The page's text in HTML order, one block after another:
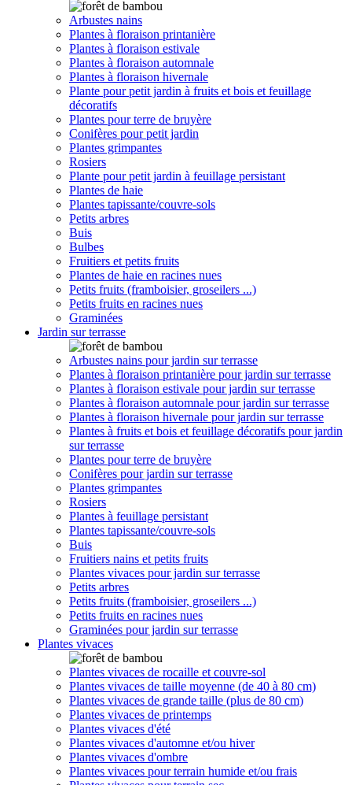
Arbustes nains
Plantes à floraison printanière
Plantes à floraison estivale
Plantes à floraison automnale
Plantes à floraison hivernale
Plante pour petit jardin à fruits et bois et feuillage
décoratifs
Plantes pour terre de bruyère
Conifères pour petit jardin
Plantes grimpantes
Rosiers
Plante pour petit jardin à feuillage persistant
Plantes de haie
Plantes tapissante/couvre-sols
Petits arbres
Buis
Bulbes
Fruitiers et petits fruits
Plantes de haie en racines nues
Petits fruits (framboisier, groseilers ...)
Petits fruits en racines nues
Graminées
Jardin sur terrasse
Arbustes nains pour jardin sur terrasse
Plantes à floraison printanière pour jardin sur terrasse
Plantes à floraison estivale pour jardin sur terrasse
Plantes à floraison automnale pour jardin sur terrasse
Plantes à floraison hivernale pour jardin sur terrasse
Plantes à fruits et bois et feuillage décoratifs pour jardin
sur terrasse
Plantes pour terre de bruyère
Conifères pour jardin sur terrasse
Plantes grimpantes
Rosiers
Plantes à feuillage persistant
Plantes tapissante/couvre-sols
Buis
Fruitiers nains et petits fruits
Plantes vivaces pour jardin sur terrasse
Petits arbres
Petits fruits (framboisier, groseilers ...)
Petits fruits en racines nues
Graminées pour jardin sur terrasse
Plantes vivaces
Plantes vivaces de rocaille et couvre-sol
Plantes vivaces de taille moyenne (de 40 à 80 cm)
Plantes vivaces de grande taille (plus de 80 cm)
Plantes vivaces de printemps
Plantes vivaces d'été
Plantes vivaces d'automne et/ou hiver
Plantes vivaces d'ombre
Plantes vivaces pour terrain humide et/ou frais